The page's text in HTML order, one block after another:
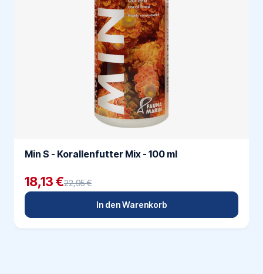
Min S - Korallenfutter Mix - 100 ml
18,13 €22,95 €
In den Warenkorb